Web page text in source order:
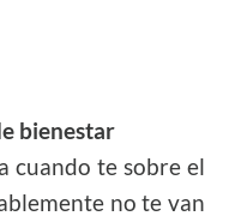
bienestar
cuando te sobre el
no te van